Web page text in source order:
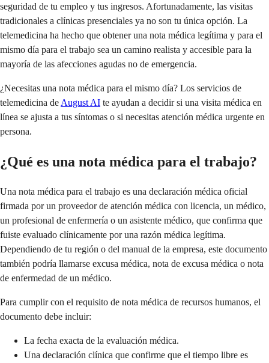
seguridad de tu empleo y tus ingresos. Afortunadamente, las visitas
tradicionales a clínicas presenciales ya no son tu única opción. La
telemedicina ha hecho que obtener una nota médica legítima y para el
mismo día para el trabajo sea un camino realista y accesible para la
mayoría de las afecciones agudas no de emergencia.
¿Necesitas una nota médica para el mismo día? Los servicios de
telemedicina de August AI te ayudan a decidir si una visita médica en
línea se ajusta a tus síntomas o si necesitas atención médica urgente en
persona.
¿Qué es una nota médica para el trabajo?
Una nota médica para el trabajo es una declaración médica oficial
firmada por un proveedor de atención médica con licencia, un médico,
un profesional de enfermería o un asistente médico, que confirma que
fuiste evaluado clínicamente por una razón médica legítima.
Dependiendo de tu región o del manual de la empresa, este documento
también podría llamarse excusa médica, nota de excusa médica o nota
de enfermedad de un médico.
Para cumplir con el requisito de nota médica de recursos humanos, el
documento debe incluir:
La fecha exacta de la evaluación médica.
Una declaración clínica que confirme que el tiempo libre es